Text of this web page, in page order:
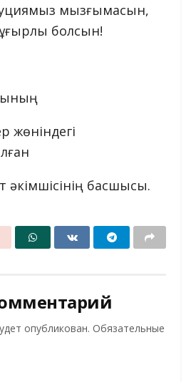
мызғымасын,
болсын!
жөніндегі
әкімшісінің басшысы.
опубликован. Обязательные